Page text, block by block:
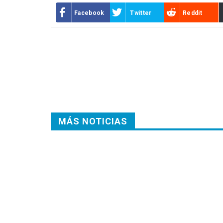
Facebook Twitter Reddit
MÁS NOTICIAS